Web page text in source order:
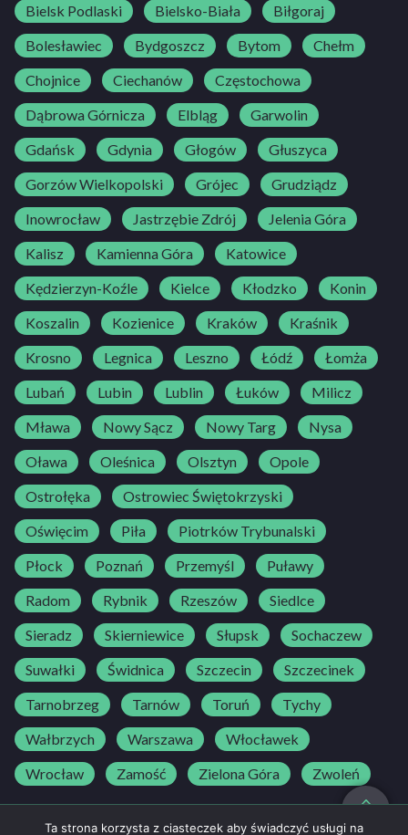
Bielsk Podlaski
Bielsko-Biała
Biłgoraj
Bolesławiec
Bydgoszcz Bytom
Chełm
Chojnice
Ciechanów
Częstochowa
Dąbrowa Górnicza
Elbląg
Garwolin
Gdańsk
Gdynia Głogów
Głuszyca
Gorzów Wielkopolski
Grójec
Grudziądz
Inowrocław
Jastrzębie Zdrój
Jelenia Góra
Kalisz
Kamienna Góra
Katowice
Kędzierzyn-Koźle
Kielce Kłodzko
Konin
Koszalin
Kozienice Kraków
Kraśnik
Krosno
Legnica Leszno Łódź
Łomża
Lubań
Lubin Lublin Łuków
Milicz
Mława
Nowy Sącz Nowy Targ
Nysa
Oława
Oleśnica Olsztyn
Opole
Ostrołęka
Ostrowiec Świętokrzyski
Oświęcim
Piła
Piotrków Trybunalski
Płock
Poznań Przemyśl
Puławy
Radom
Rybnik Rzeszów
Siedlce
Sieradz
Skierniewice Słupsk
Sochaczew
Suwałki
Świdnica Szczecin
Szczecinek
Tarnobrzeg
Tarnów Toruń
Tychy
Wałbrzych
Warszawa
Włocławek
Wrocław
Zamość Zielona Góra Zwoleń
Ta strona korzysta z ciasteczek aby świadczyć usługi na